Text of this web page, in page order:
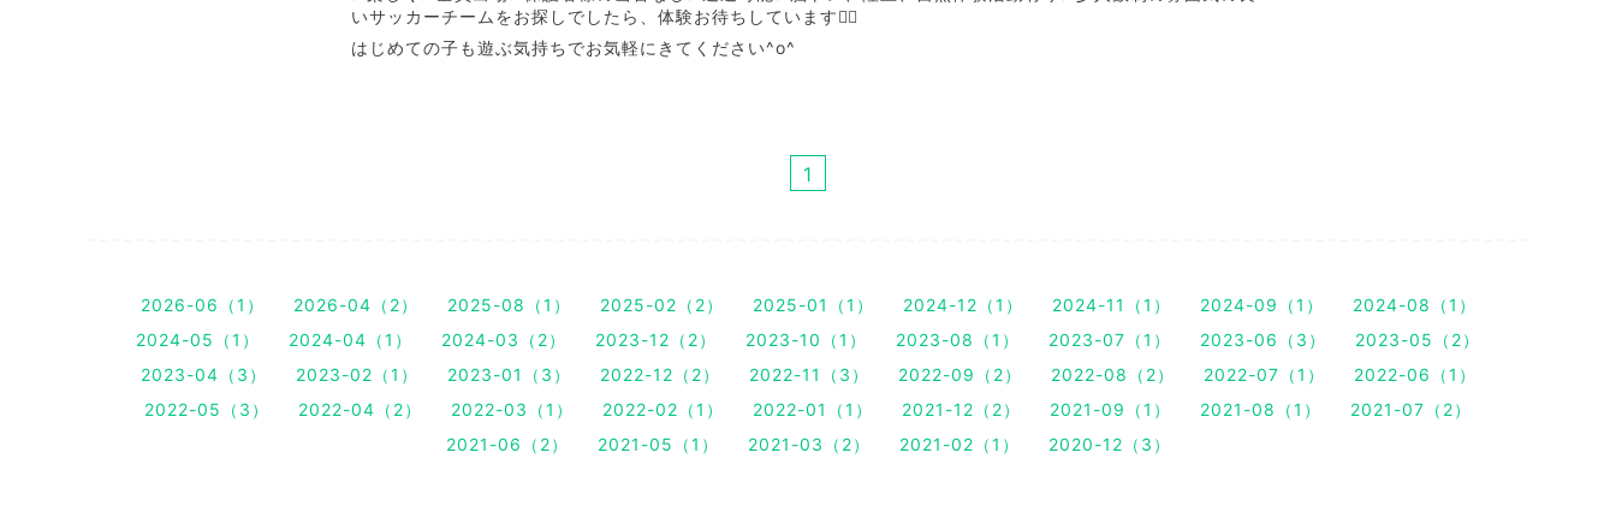
いサッカーチームをお探しでしたら、体験お待ちしています🙇‍♂️
はじめての子も遊ぶ気持ちでお気軽にきてください^o^
1
2026-06（1） 2026-04（2） 2025-08（1） 2025-02（2） 2025-01（1） 2024-12（1） 2024-11（1） 2024-09（1）
2024-08（1）
2024-05（1）
2024-04（1） 2024-03（2） 2023-12（2） 2023-10（1） 2023-08（1） 2023-07（1） 2023-06（3）
2023-05（2）
2023-04（3）
2023-02（1） 2023-01（3） 2022-12（2） 2022-11（3） 2022-09（2） 2022-08（2） 2022-07（1）
2022-06（1）
2022-05（3）
2022-04（2） 2022-03（1） 2022-02（1） 2022-01（1） 2021-12（2） 2021-09（1） 2021-08（1）
2021-07（2）
2021-06（2）
2021-05（1） 2021-03（2） 2021-02（1） 2020-12（3）